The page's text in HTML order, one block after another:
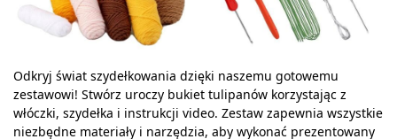
Odkryj świat szydełkowania dzięki naszemu gotowemu
zestawowi! Stwórz uroczy bukiet tulipanów korzystając z
włóczki, szydełka i instrukcji video. Zestaw zapewnia wszystkie
niezbędne materiały i narzędzia, aby wykonać prezentowany